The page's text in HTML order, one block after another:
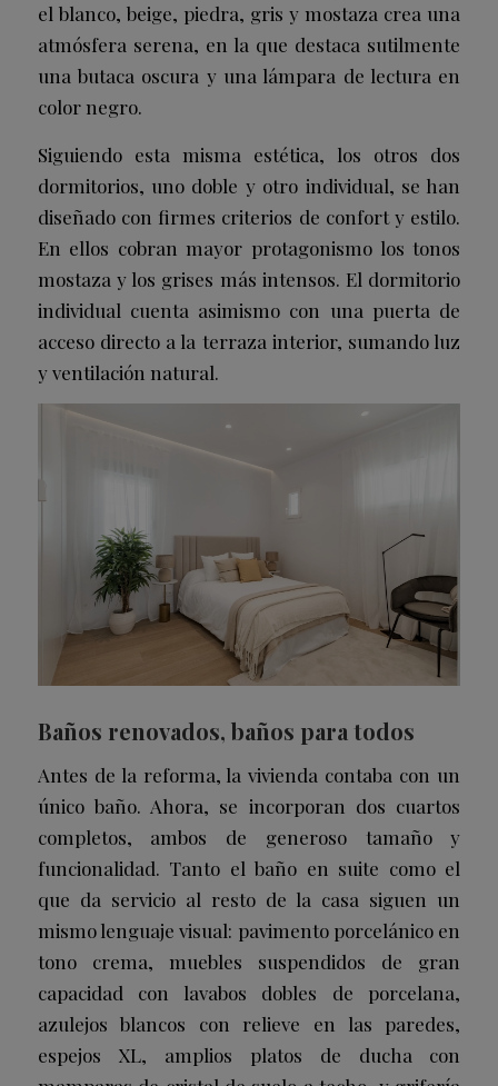
el blanco, beige, piedra, gris y mostaza crea una
atmósfera serena, en la que destaca sutilmente
una butaca oscura y una lámpara de lectura en
color negro.
Siguiendo esta misma estética, los otros dos
dormitorios, uno doble y otro individual, se han
diseñado con firmes criterios de confort y estilo.
En ellos cobran mayor protagonismo los tonos
mostaza y los grises más intensos. El dormitorio
individual cuenta asimismo con una puerta de
acceso directo a la terraza interior, sumando luz
y ventilación natural.
Baños renovados, baños para todos
Antes de la reforma, la vivienda contaba con un
único baño. Ahora, se incorporan dos cuartos
completos, ambos de generoso tamaño y
funcionalidad. Tanto el baño en suite como el
que da servicio al resto de la casa siguen un
mismo lenguaje visual: pavimento porcelánico en
tono crema, muebles suspendidos de gran
capacidad con lavabos dobles de porcelana,
azulejos blancos con relieve en las paredes,
espejos XL, amplios platos de ducha con